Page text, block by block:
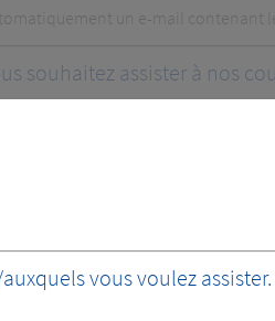
un e-mail
souhaitez assister à nos
vous voulez assister.